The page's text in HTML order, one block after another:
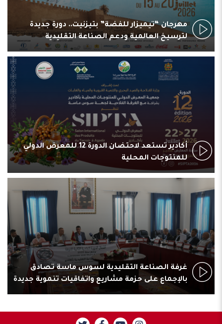
مهرجان “تيميزار للفضة” بتيزنيت.. دورة جديدة
لترسيخ العالمية ودعم الصناعة التقليدية
أكادير تستعد لاحتضان الدورة 12 للمعرض الدولي
للمنتوجات المحلية
غرفة الصناعة التقليدية لسوس ماسة تصادق
بالإجماع على حزمة مشاريع واتفاقيات تنموية جديدة